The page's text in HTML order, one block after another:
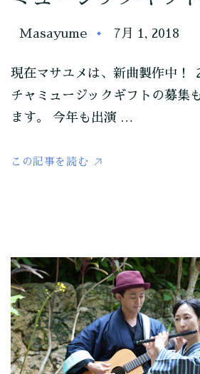
Masayume 7月 1, 2018
現在マサユメは、新曲製作中！
チャミュージックギフトの募集
ます。 今年も出演 …
この記事を読む